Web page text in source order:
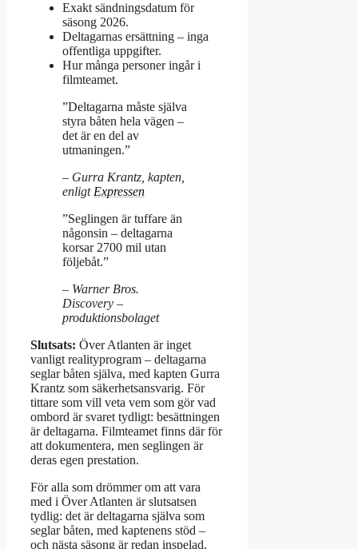
Exakt sändningsdatum för
säsong 2026.
Deltagarnas ersättning – inga
offentliga uppgifter.
Hur många personer ingår i
filmteamet.
”Deltagarna måste själva
styra båten hela vägen –
det är en del av
utmaningen.”
– Gurra Krantz, kapten,
enligt Expressen
”Seglingen är tuffare än
någonsin – deltagarna
korsar 2700 mil utan
följebåt.”
– Warner Bros.
Discovery –
produktionsbolaget
Slutsats: Över Atlanten är inget
vanligt realityprogram – deltagarna
seglar båten själva, med kapten Gurra
Krantz som säkerhetsansvarig. För
tittare som vill veta vem som gör vad
ombord är svaret tydligt: besättningen
är deltagarna. Filmteamet finns där för
att dokumentera, men seglingen är
deras egen prestation.
För alla som drömmer om att vara
med i Över Atlanten är slutsatsen
tydlig: det är deltagarna själva som
seglar båten, med kaptenens stöd –
och nästa säsong är redan inspelad.